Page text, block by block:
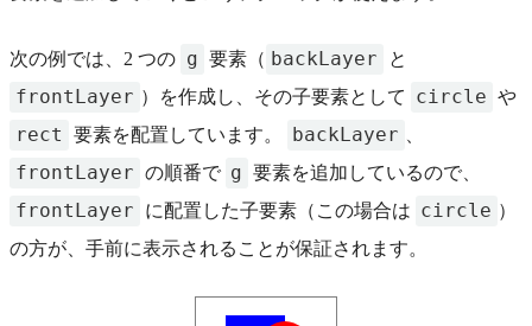
次の例では、2 つの g 要素（ backLayer と
frontLayer ）を作成し、その子要素として circle や
rect 要素を配置しています。 backLayer 、
frontLayer の順番で g 要素を追加しているので、
frontLayer に配置した子要素（この場合は circle ）
の方が、手前に表示されることが保証されます。